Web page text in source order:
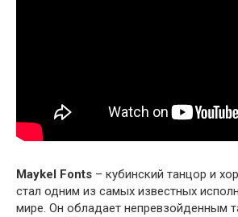
Maykel Fonts – кубинский танцор и
стал одним из самых известных
мире. Он обладает непревзойденным